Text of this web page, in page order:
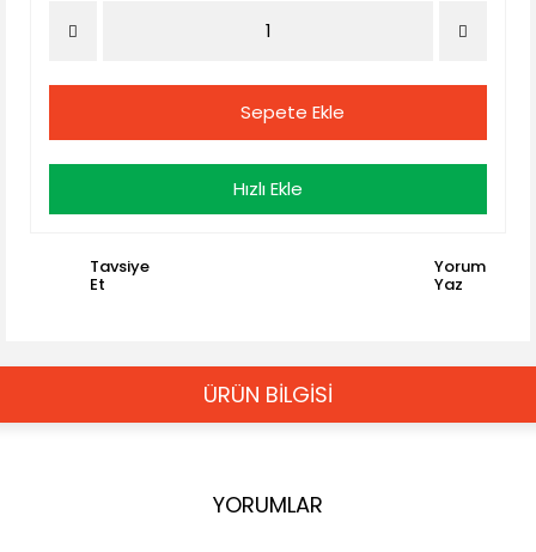
Sepete Ekle
Hızlı Ekle
Tavsiye
Et
Yorum
Yaz
ÜRÜN BİLGİSİ
YORUMLAR